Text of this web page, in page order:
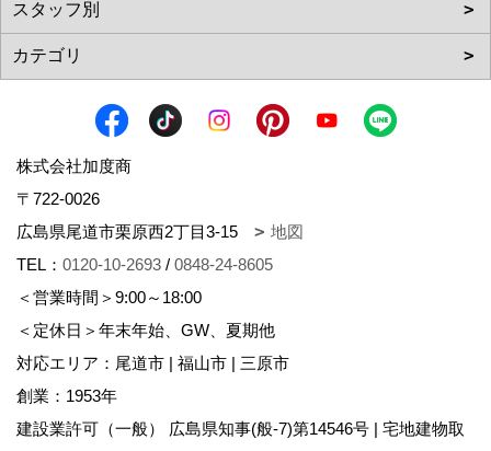
株式会社加度商
〒722-0026
広島県尾道市栗原西2丁目3-15
地図
TEL： 0120-10-2693 / 0848-24-8605
＜営業時間＞9:00～18:00
＜定休日＞年末年始、GW、夏期他
対応エリア：尾道市 | 福山市 | 三原市
創業：1953年
建設業許可（一般） 広島県知事(般-7)第14546号 | 宅地建物取